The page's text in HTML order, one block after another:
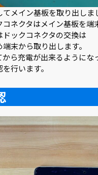
メイン基板を取り出しま
コネクタはメイン基板を端
ドックコネクタの交換は
末から取り出します。
から充電が出来るようにな
行います。